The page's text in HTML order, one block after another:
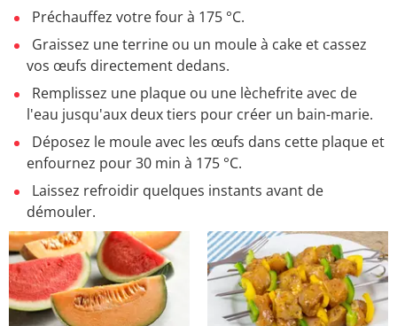
Préchauffez votre four à 175 °C.
Graissez une terrine ou un moule à cake et cassez
vos œufs directement dedans.
Remplissez une plaque ou une lèchefrite avec de
l'eau jusqu'aux deux tiers pour créer un bain-marie.
Déposez le moule avec les œufs dans cette plaque et
enfournez pour 30 min à 175 °C.
Laissez refroidir quelques instants avant de
démouler.